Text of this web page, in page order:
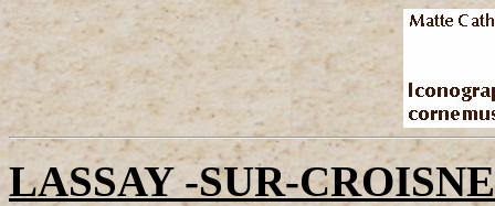
LASSAY -SUR-CROISNE